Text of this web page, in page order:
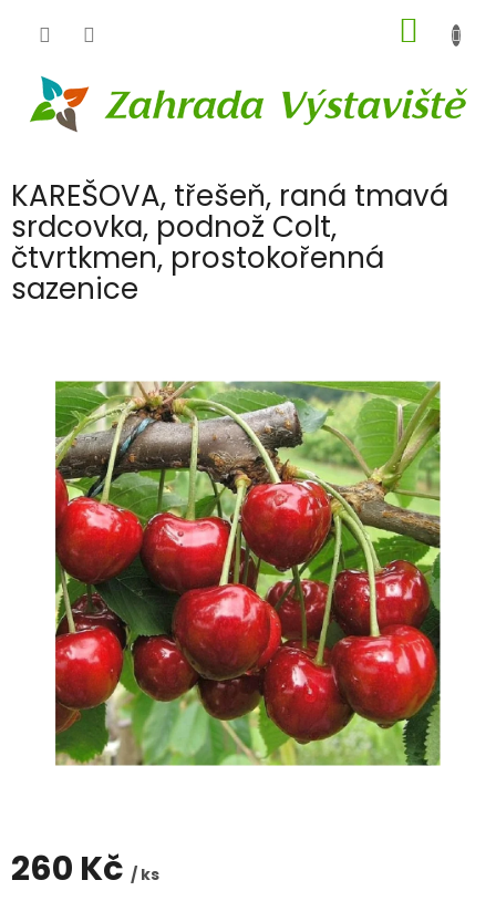
KOŠÍK
KAREŠOVA, třešeň, raná tmavá
srdcovka, podnož Colt,
čtvrtkmen, prostokořenná
sazenice
260 Kč / ks